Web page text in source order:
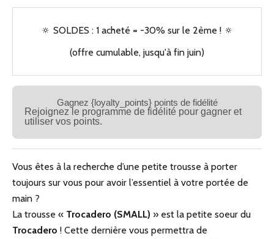
🔅 SOLDES : 1 acheté = -30% sur le 2ème ! 🔅
(offre cumulable, jusqu'à fin juin)
Gagnez {loyalty_points} points de fidélité
Rejoignez le programme de fidélité pour gagner et
utiliser vos points.
Vous êtes à la recherche d’une petite trousse à porter
toujours sur vous pour avoir l’essentiel à votre portée de
main ?
La trousse « Trocadero (SMALL) » est la petite soeur du
Trocadero ! Cette dernière vous permettra de